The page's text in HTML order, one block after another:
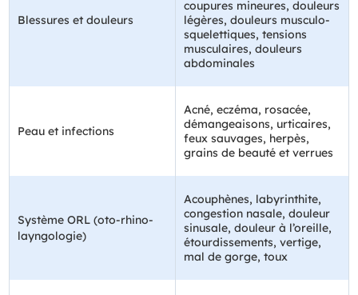
Blessures et douleurs
coupures mineures, douleurs
légères, douleurs musculo-
squelettiques, tensions
musculaires, douleurs
abdominales
Peau et infections
Acné, eczéma, rosacée,
démangeaisons, urticaires,
feux sauvages, herpès,
grains de beauté et verrues
Système ORL (oto-rhino-
layngologie)
Acouphènes, labyrinthite,
congestion nasale, douleur
sinusale, douleur à l’oreille,
étourdissements, vertige,
mal de gorge, toux